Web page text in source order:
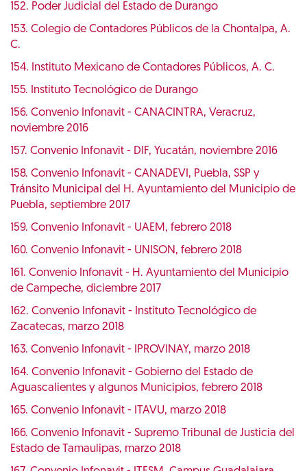
152. Poder Judicial del Estado de Durango
153. Colegio de Contadores Públicos de la Chontalpa, A.
C.
154. Instituto Mexicano de Contadores Públicos, A. C.
155. Instituto Tecnológico de Durango
156. Convenio Infonavit - CANACINTRA, Veracruz,
noviembre 2016
157. Convenio Infonavit - DIF, Yucatán, noviembre 2016
158. Convenio Infonavit - CANADEVI, Puebla, SSP y
Tránsito Municipal del H. Ayuntamiento del Municipio de
Puebla, septiembre 2017
159. Convenio Infonavit - UAEM, febrero 2018
160. Convenio Infonavit - UNISON, febrero 2018
161. Convenio Infonavit - H. Ayuntamiento del Municipio
de Campeche, diciembre 2017
162. Convenio Infonavit - Instituto Tecnológico de
Zacatecas, marzo 2018
163. Convenio Infonavit - IPROVINAY, marzo 2018
164. Convenio Infonavit - Gobierno del Estado de
Aguascalientes y algunos Municipios, febrero 2018
165. Convenio Infonavit - ITAVU, marzo 2018
166. Convenio Infonavit - Supremo Tribunal de Justicia del
Estado de Tamaulipas, marzo 2018